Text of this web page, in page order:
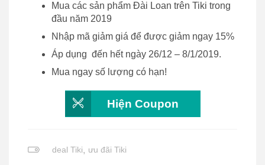
Mua các sản phẩm Đài Loan trên Tiki trong
đầu năm 2019
Nhập mã giảm giá để được giảm ngay 15%
Áp dụng đến hết ngày 26/12 – 8/1/2019.
Mua ngay số lượng có hạn!
Hiện Coupon
deal Tiki, ưu đãi Tiki